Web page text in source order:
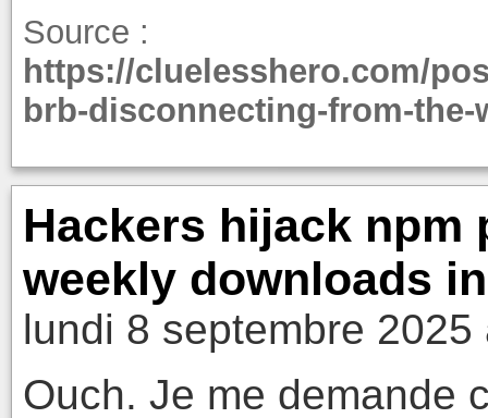
Source :
https://cluelesshero.com/
brb-disconnecting-from-the-
Hackers hijack npm
weekly downloads
lundi 8 septembre 2025
Ouch. Je me demande